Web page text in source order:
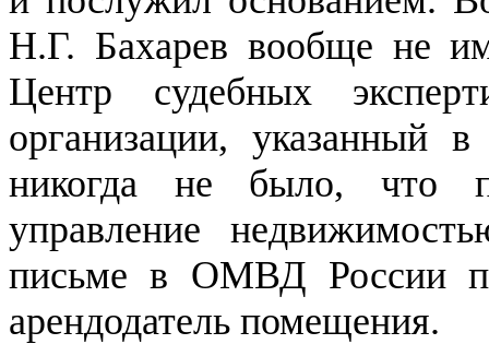
Н.Г. Бахарев вообще не
Центр судебных
организации, указанный
никогда не было, что
управление
письме в ОМВД России
арендодатель помещения.